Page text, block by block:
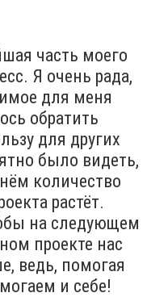
часть моего
Я очень рада,
для меня
обратить
для других
было видеть,
количество
растёт.
на следующем
проекте нас
ведь, помогая
и себе!